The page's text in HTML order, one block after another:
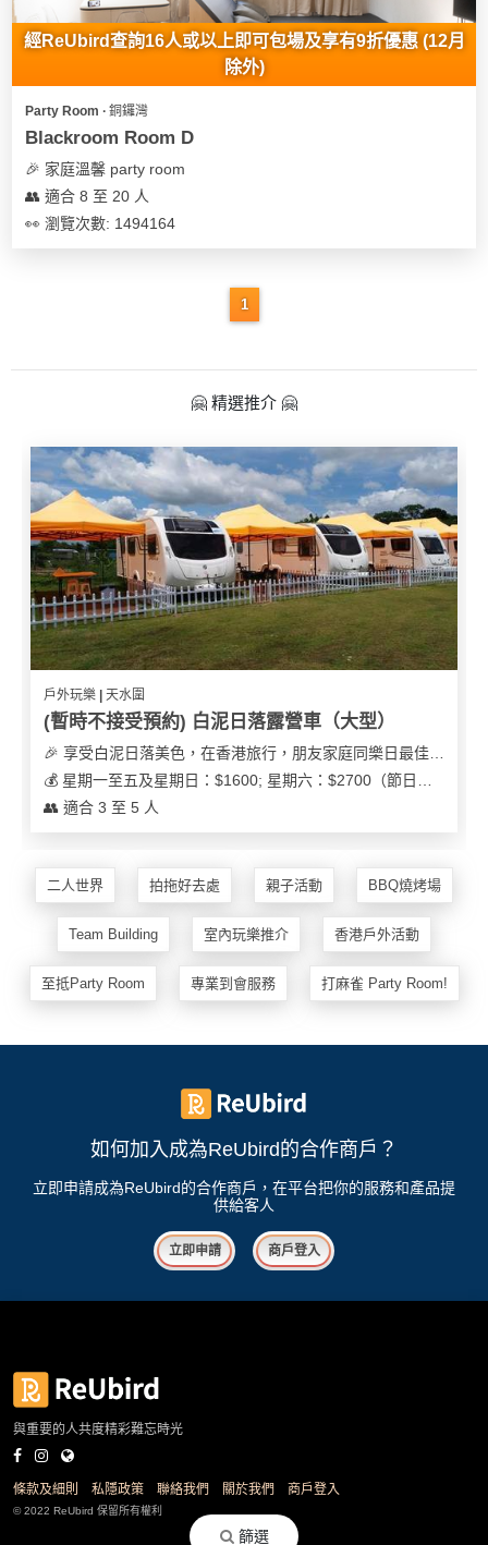
篩選
經ReUbird查詢16人或以上即可包場及享有9折優惠 (12月
除外)
Party Room ∙ 銅鑼灣
Blackroom Room D
🎉 家庭溫馨 party room
👥 適合 8 至 20 人
👀 瀏覽次數: 1494164
1
🤗 精選推介 🤗
戶外玩樂 | 天水圍
(暫時不接受預約) 白泥日落露營車（大型）
👥 適合 3 至 5 人
二人世界 拍拖好去處 親子活動 BBQ燒烤場
Team Building 室內玩樂推介 香港戶外活動
至抵Party Room 專業到會服務 打麻雀 Party Room!
如何加入成為ReUbird的合作商戶？
立即申請成為ReUbird的合作商戶，在平台把你的服務和產品提
供給客人
立即申請 商戶登入
與重要的人共度精彩難忘時光
條款及細則 私隱政策 聯絡我們 關於我們 商戶登入
© 2022 ReUbird 保留所有權利